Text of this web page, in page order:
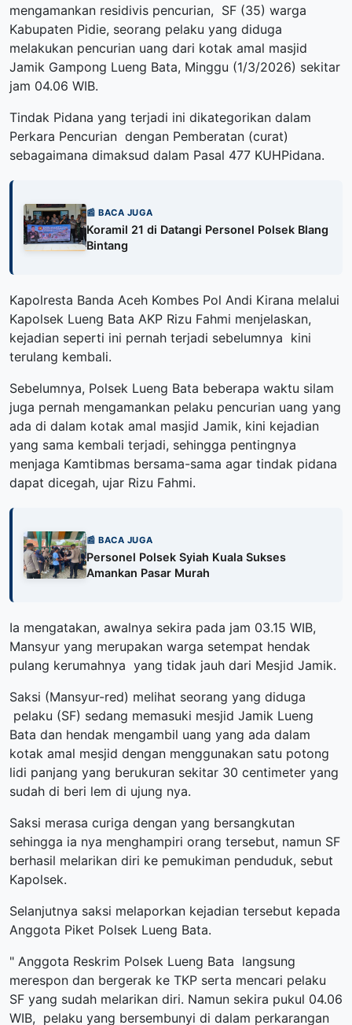
mengamankan residivis pencurian, SF (35) warga
Kabupaten Pidie, seorang pelaku yang diduga
melakukan pencurian uang dari kotak amal masjid
Jamik Gampong Lueng Bata, Minggu (1/3/2026) sekitar
jam 04.06 WIB.
Tindak Pidana yang terjadi ini dikategorikan dalam
Perkara Pencurian dengan Pemberatan (curat)
sebagaimana dimaksud dalam Pasal 477 KUHPidana.
📰 BACA JUGA
Koramil 21 di Datangi Personel Polsek Blang
Bintang
Kapolresta Banda Aceh Kombes Pol Andi Kirana melalui
Kapolsek Lueng Bata AKP Rizu Fahmi menjelaskan,
kejadian seperti ini pernah terjadi sebelumnya kini
terulang kembali.
Sebelumnya, Polsek Lueng Bata beberapa waktu silam
juga pernah mengamankan pelaku pencurian uang yang
ada di dalam kotak amal masjid Jamik, kini kejadian
yang sama kembali terjadi, sehingga pentingnya
menjaga Kamtibmas bersama-sama agar tindak pidana
dapat dicegah, ujar Rizu Fahmi.
📰 BACA JUGA
Personel Polsek Syiah Kuala Sukses
Amankan Pasar Murah
Ia mengatakan, awalnya sekira pada jam 03.15 WIB,
Mansyur yang merupakan warga setempat hendak
pulang kerumahnya yang tidak jauh dari Mesjid Jamik.
Saksi (Mansyur-red) melihat seorang yang diduga
pelaku (SF) sedang memasuki mesjid Jamik Lueng
Bata dan hendak mengambil uang yang ada dalam
kotak amal mesjid dengan menggunakan satu potong
lidi panjang yang berukuran sekitar 30 centimeter yang
sudah di beri lem di ujung nya.
Saksi merasa curiga dengan yang bersangkutan
sehingga ia nya menghampiri orang tersebut, namun SF
berhasil melarikan diri ke pemukiman penduduk, sebut
Kapolsek.
Selanjutnya saksi melaporkan kejadian tersebut kepada
Anggota Piket Polsek Lueng Bata.
" Anggota Reskrim Polsek Lueng Bata langsung
merespon dan bergerak ke TKP serta mencari pelaku
SF yang sudah melarikan diri. Namun sekira pukul 04.06
WIB, pelaku yang bersembunyi di dalam perkarangan